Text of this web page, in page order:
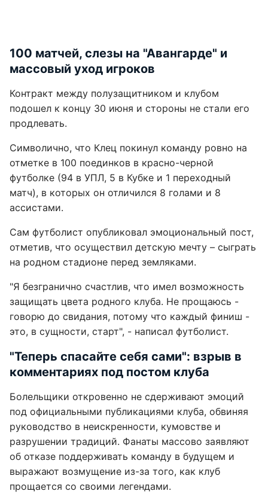
100 матчей, слезы на "Авангарде" и
массовый уход игроков
Контракт между полузащитником и клубом
подошел к концу 30 июня и стороны не стали его
продлевать.
Символично, что Клец покинул команду ровно на
отметке в 100 поединков в красно-черной
футболке (94 в УПЛ, 5 в Кубке и 1 переходный
матч), в которых он отличился 8 голами и 8
ассистами.
Сам футболист опубликовал эмоциональный пост,
отметив, что осуществил детскую мечту – сыграть
на родном стадионе перед земляками.
"Я безгранично счастлив, что имел возможность
защищать цвета родного клуба. Не прощаюсь -
говорю до свидания, потому что каждый финиш -
это, в сущности, старт", - написал футболист.
"Теперь спасайте себя сами": взрыв в
комментариях под постом клуба
Болельщики откровенно не сдерживают эмоций
под официальными публикациями клуба, обвиняя
руководство в неискренности, кумовстве и
разрушении традиций. Фанаты массово заявляют
об отказе поддерживать команду в будущем и
выражают возмущение из-за того, как клуб
прощается со своими легендами.